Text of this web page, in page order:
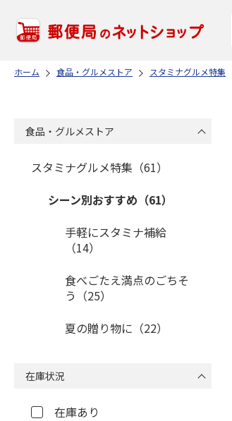
ホーム 食品・グルメストア スタミナグルメ特集
食品・グルメストア
スタミナグルメ特集（61）
シーン別おすすめ（61）
手軽にスタミナ補給
（14）
食べごたえ満点のごちそ
う（25）
夏の贈り物に（22）
在庫状況
在庫あり